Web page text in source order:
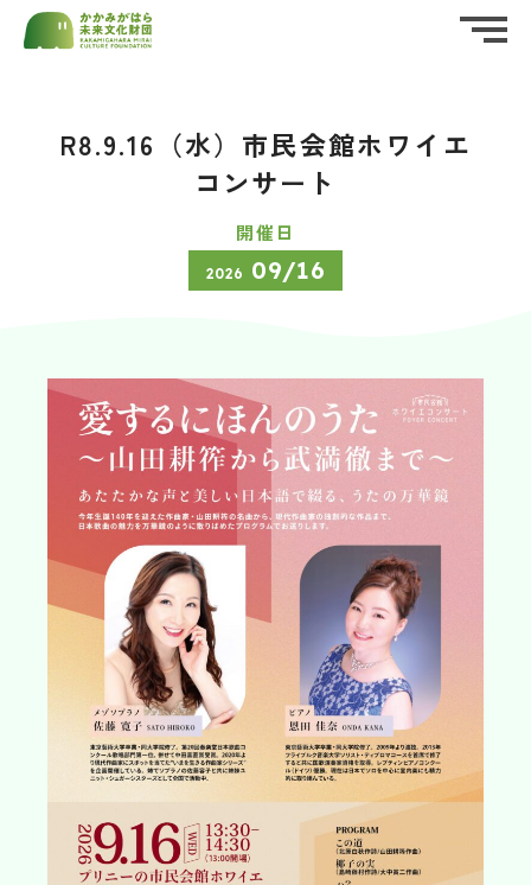
公益財団法人かかみがはら未来文化財団
（後援名義使用）
承認申請書
資料・申請書ダウンロード
ダウンロード
※上記の各種申請は郵送またはお問い合わせフォームからデータをアップロードす
ることでご依頼いただけます。
お問い合わせフォームはこちら
〒504-0813 岐阜県各務原市蘇原中央町 2-1-8（各務原市文化会館内）
TEL:058-372-7231 FAX:058-371-0061
私たちについて
お知らせ
NEWS
イベント情報
活動報告
REPORT
応援する
各務原市文化会館
HALL
DOWNLOAD
お問い合わせ
R8.9.16（水）市民会館ホワイエ
コンサート
開催日
2026 09/16